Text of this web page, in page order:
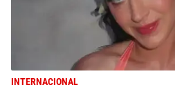
INTERNACIONAL